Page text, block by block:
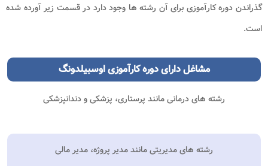
گذراندن دوره کارآموزی برای آن رشته ها وجود دارد در قسمت زیر آورده شده
است.
مشاغل دارای دوره کارآموزیاوسبیلدونگ
رشته های درمانی مانند پرستاری، پزشکی و دندانپزشکی
رشته های مدیریتی مانند مدیر پروژه، مدیر مالی